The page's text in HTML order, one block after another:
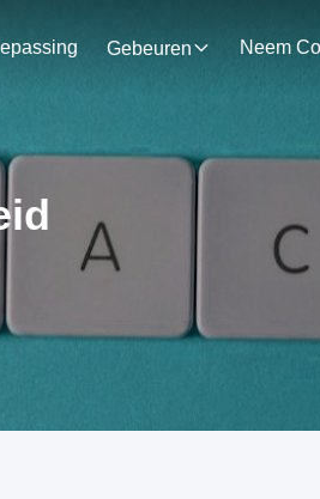
Gebeuren